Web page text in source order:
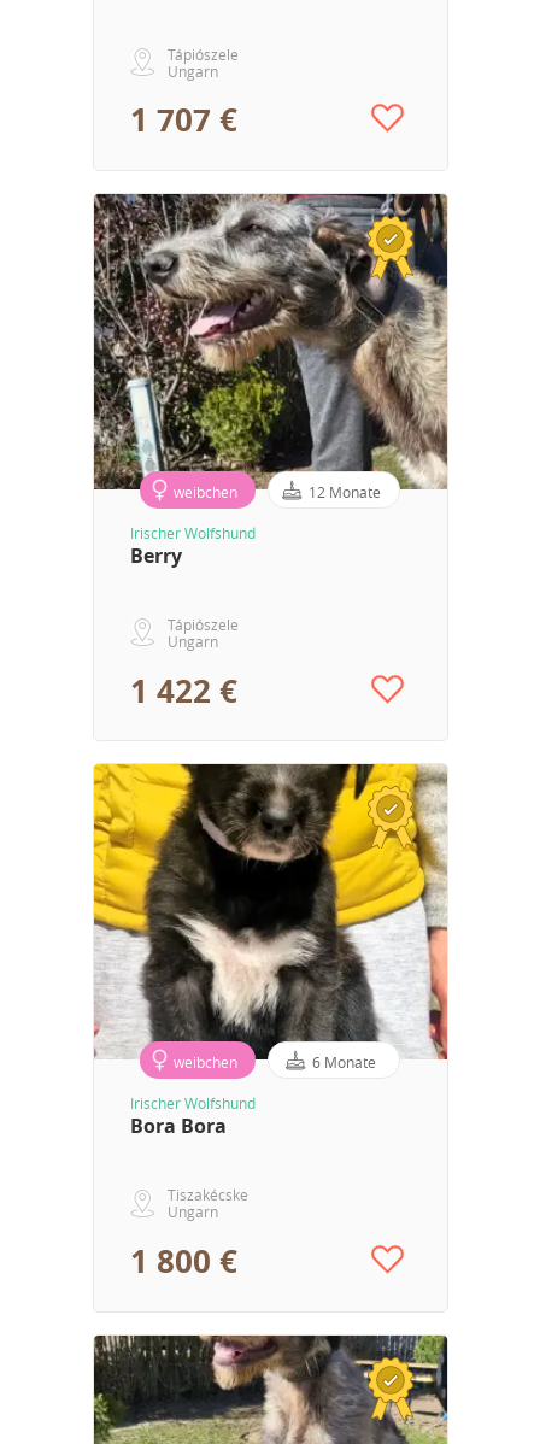
Tápiószele
Ungarn
1 707 €
weibchen 12 Monate
Irischer Wolfshund
Berry
Tápiószele
Ungarn
1 422 €
weibchen 6 Monate
Irischer Wolfshund
Bora Bora
Tiszakécske
Ungarn
1 800 €